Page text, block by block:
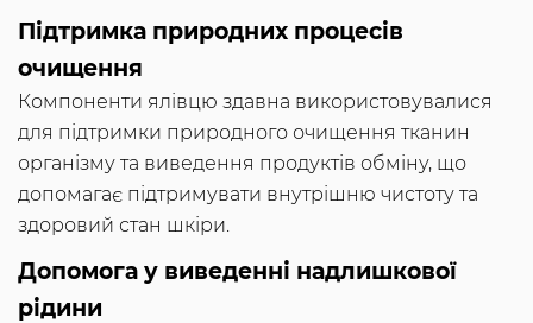
Підтримка природних процесів
очищення
Компоненти ялівцю здавна використовувалися
для підтримки природного очищення тканин
організму та виведення продуктів обміну, що
допомагає підтримувати внутрішню чистоту та
здоровий стан шкіри.
Допомога у виведенні надлишкової
рідини